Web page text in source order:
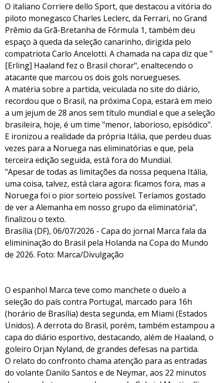
O italiano Corriere dello Sport, que destacou a vitória do
piloto monegasco Charles Leclerc, da Ferrari, no Grand
Prêmio da Grã-Bretanha de Fórmula 1, também deu
espaço à queda da seleção canarinho, dirigida pelo
compatriota Carlo Ancelotti. A chamada na capa diz que "
[Erling] Haaland fez o Brasil chorar", enaltecendo o
atacante que marcou os dois gols noruegueses.
A matéria sobre a partida, veiculada no site do diário,
recordou que o Brasil, na próxima Copa, estará em meio
a um jejum de 28 anos sem título mundial e que a seleção
brasileira, hoje, é um time "menor, laborioso, episódico".
E ironizou a realidade da própria Itália, que perdeu duas
vezes para a Noruega nas eliminatórias e que, pela
terceira edição seguida, está fora do Mundial.
"Apesar de todas as limitações da nossa pequena Itália,
uma coisa, talvez, está clara agora: ficamos fora, mas a
Noruega foi o pior sorteio possível. Teríamos gostado
de ver a Alemanha em nosso grupo da eliminatória",
finalizou o texto.
Brasília (DF), 06/07/2026 - Capa do jornal Marca fala da
elimininação do Brasil pela Holanda na Copa do Mundo
de 2026. Foto: Marca/Divulgação
O espanhol Marca teve como manchete o duelo a
seleção do país contra Portugal, marcado para 16h
(horário de Brasília) desta segunda, em Miami (Estados
Unidos). A derrota do Brasil, porém, também estampou a
capa do diário esportivo, destacando, além de Haaland, o
goleiro Orjan Nyland, de grandes defesas na partida.
O relato do confronto chama atenção para as entradas
do volante Danilo Santos e de Neymar, aos 22 minutos